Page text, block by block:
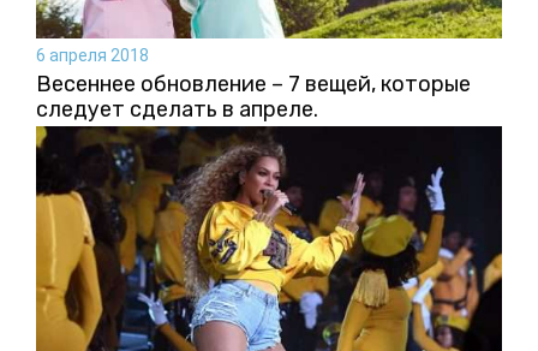
6 апреля 2018
Весеннее обновление – 7 вещей, которые
следует сделать в апреле.